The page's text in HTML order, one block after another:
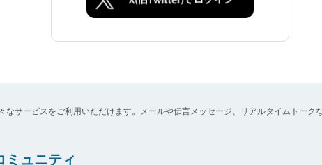
なサービスをご利用いただけます。メールや伝言メッセージ、リアルタイムトーク
ミュニティ